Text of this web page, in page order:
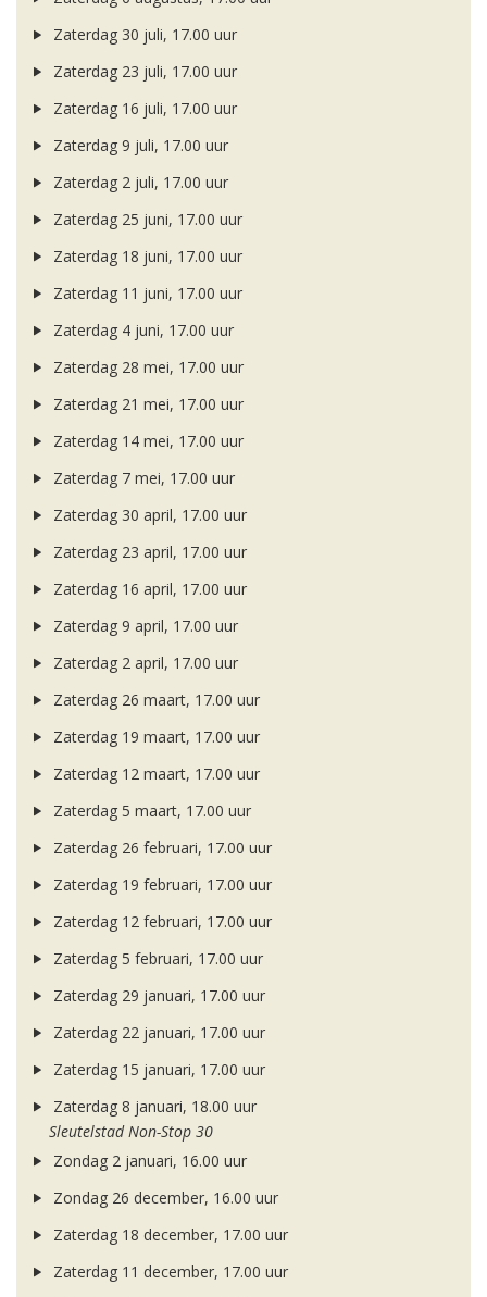
Zaterdag 30 juli, 17.00 uur
Zaterdag 23 juli, 17.00 uur
Zaterdag 16 juli, 17.00 uur
Zaterdag 9 juli, 17.00 uur
Zaterdag 2 juli, 17.00 uur
Zaterdag 25 juni, 17.00 uur
Zaterdag 18 juni, 17.00 uur
Zaterdag 11 juni, 17.00 uur
Zaterdag 4 juni, 17.00 uur
Zaterdag 28 mei, 17.00 uur
Zaterdag 21 mei, 17.00 uur
Zaterdag 14 mei, 17.00 uur
Zaterdag 7 mei, 17.00 uur
Zaterdag 30 april, 17.00 uur
Zaterdag 23 april, 17.00 uur
Zaterdag 16 april, 17.00 uur
Zaterdag 9 april, 17.00 uur
Zaterdag 2 april, 17.00 uur
Zaterdag 26 maart, 17.00 uur
Zaterdag 19 maart, 17.00 uur
Zaterdag 12 maart, 17.00 uur
Zaterdag 5 maart, 17.00 uur
Zaterdag 26 februari, 17.00 uur
Zaterdag 19 februari, 17.00 uur
Zaterdag 12 februari, 17.00 uur
Zaterdag 5 februari, 17.00 uur
Zaterdag 29 januari, 17.00 uur
Zaterdag 22 januari, 17.00 uur
Zaterdag 15 januari, 17.00 uur
Zaterdag 8 januari, 18.00 uur
Sleutelstad Non-Stop 30
Zondag 2 januari, 16.00 uur
Zondag 26 december, 16.00 uur
Zaterdag 18 december, 17.00 uur
Zaterdag 11 december, 17.00 uur